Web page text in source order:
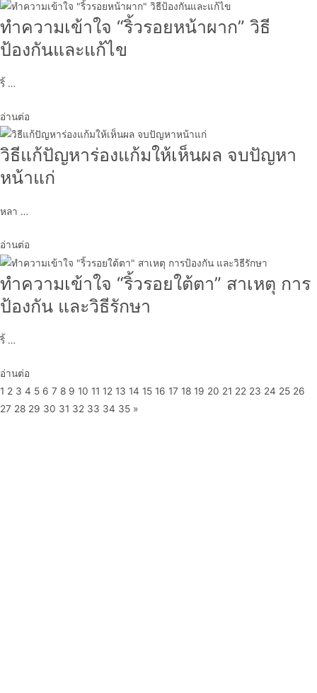
ทำความเข้าใจ “ริ้วรอยหน้าผาก” วิธี
ป้องกันและแก้ไข
ริ้ …
อ่านต่อ
วิธีแก้ปัญหาร่องแก้มให้เห็นผล จบปัญหา
หน้าแก่
หลา …
อ่านต่อ
ทำความเข้าใจ “ริ้วรอยใต้ตา” สาเหตุ การ
ป้องกัน และวิธีรักษา
ริ้ …
อ่านต่อ
1 2 3 4 5 6 7 8 9 10 11 12 13 14 15 16 17 18 19 20 21 22 23 24 25 26
27 28 29 30 31 32 33 34 35 »